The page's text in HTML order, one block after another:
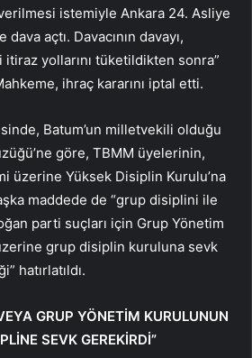
istemiyle Ankara 24. Asliye
açtı. Davacının davayı,
yollarını tüketildikten sonra”
ihraç kararını iptal etti.
Batum’un milletvekili olduğu
göre, TBMM üyelerinin,
üzerine Yüksek Disiplin Kurulu’na
maddede de “grup disiplini ile
parti suçları için Grup Yönetim
grup disiplin kuruluna sevk
hatırlatıldı.
GRUP YÖNETİM KURULUNUN
SEVK GEREKİRDİ”